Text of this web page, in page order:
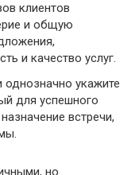
клиентов
и общую
и качество услуг.
укажите
для успешного
встречи,
но